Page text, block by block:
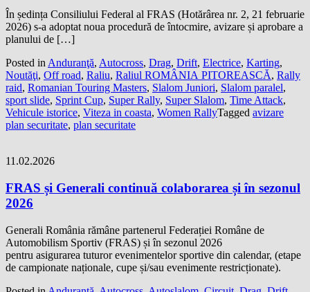
În ședința Consiliului Federal al FRAS (Hotărârea nr. 2, 21 februarie
2026) s-a adoptat noua procedură de întocmire, avizare și aprobare a
planului de […]
Posted in Anduranţă, Autocross, Drag, Drift, Electrice, Karting,
Noutăţi, Off road, Raliu, Raliul ROMÂNIA PITOREASCĂ, Rally
raid, Romanian Touring Masters, Slalom Juniori, Slalom paralel,
sport slide, Sprint Cup, Super Rally, Super Slalom, Time Attack,
Vehicule istorice, Viteza in coasta, Women RallyTagged avizare
plan securitate, plan securitate
11.02.2026
FRAS și Generali continuă colaborarea și în sezonul
2026
Generali România rămâne partenerul Federației Române de
Automobilism Sportiv (FRAS) și în sezonul 2026
pentru asigurarea tuturor evenimentelor sportive din calendar, (etape
de campionate naționale, cupe și/sau evenimente restricționate).